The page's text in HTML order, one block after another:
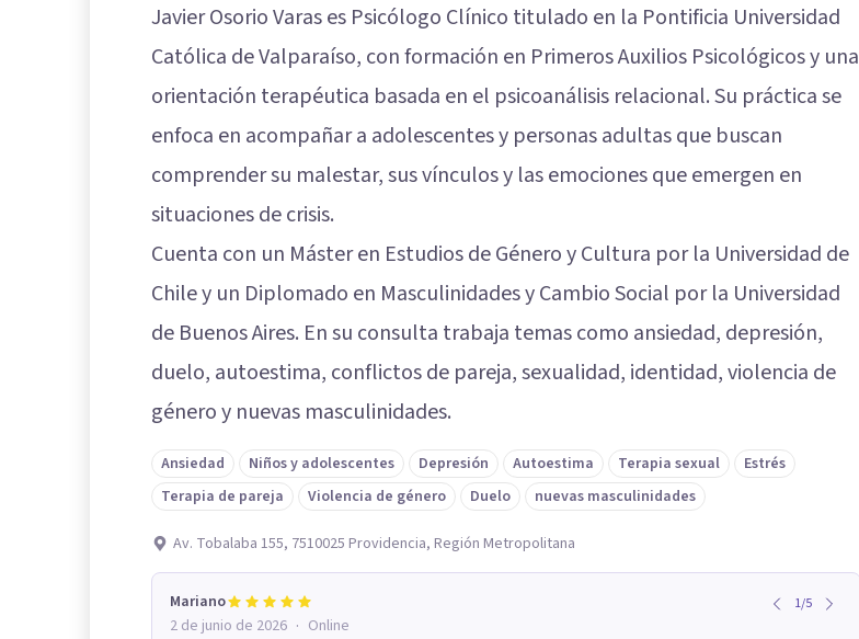
Javier Osorio Varas es Psicólogo Clínico titulado en la Pontificia Universidad
Católica de Valparaíso, con formación en Primeros Auxilios Psicológicos y una
orientación terapéutica basada en el psicoanálisis relacional. Su práctica se
enfoca en acompañar a adolescentes y personas adultas que buscan
comprender su malestar, sus vínculos y las emociones que emergen en
situaciones de crisis.
Cuenta con un Máster en Estudios de Género y Cultura por la Universidad de
Chile y un Diplomado en Masculinidades y Cambio Social por la Universidad
de Buenos Aires. En su consulta trabaja temas como ansiedad, depresión,
duelo, autoestima, conflictos de pareja, sexualidad, identidad, violencia de
género y nuevas masculinidades.
Ansiedad Niños y adolescentes Depresión Autoestima Terapia sexual
Estrés
Terapia de pareja
Violencia de género Duelo nuevas masculinidades
Av. Tobalaba 155, 7510025 Providencia, Región Metropolitana
Mariano 1/5
2 de junio de 2026 · Online